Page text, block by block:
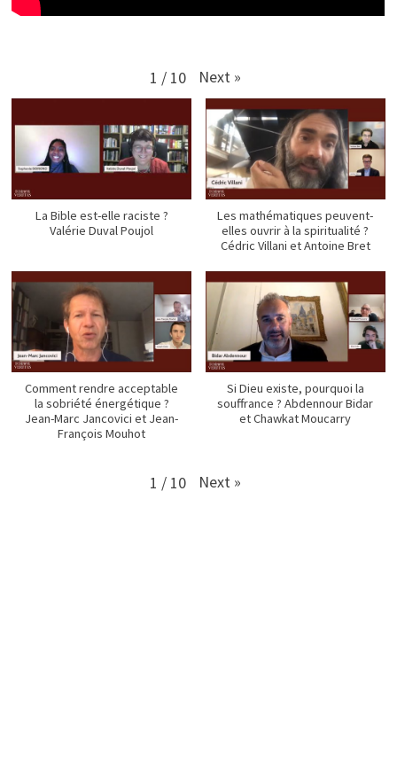
1 / 10 Next »
La Bible est-elle raciste ?
Valérie Duval Poujol
Les mathématiques peuvent-
elles ouvrir à la spiritualité ?
Cédric Villani et Antoine Bret
Comment rendre acceptable
la sobriété énergétique ?
Jean-Marc Jancovici et Jean-
François Mouhot
Si Dieu existe, pourquoi la
souffrance ? Abdennour Bidar
et Chawkat Moucarry
1 / 10 Next »